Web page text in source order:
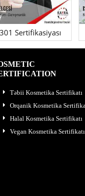
Sertifikasiyası
Təbii Kosmetika Sertifikatı
Orqanik Kosmetika
Halal Kosmetika Sertifikatı
Vegan Kosmetika Sertifikatı